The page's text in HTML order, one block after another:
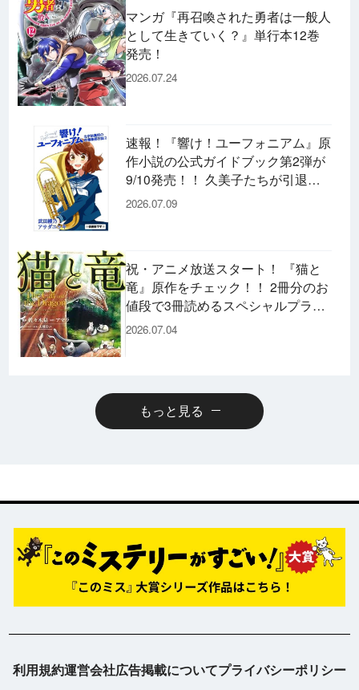
マンガ『再召喚された勇者は一般人
として生きていく？』単行本12巻
発売！
2026.07.24
速報！『響け！ユーフォニアム』原
作小説の公式ガイドブック第2弾が
9/10発売！！ 久美子たちが引退し
た後の書き下ろし小説など充実の内
2026.07.09
祝・アニメ放送スタート！ 『猫と
竜』原作をチェック！！ 2冊分のお
値段で3冊読めるスペシャルプライ
スパックのコミックスも発売！
2026.07.04
もっと見る
利用規約運営会社広告掲載についてプライバシーポリシー